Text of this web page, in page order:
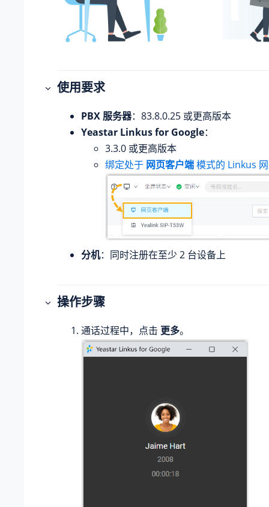
使用要求
PBX 服务器： 83.8.0.25 或更高版本
Yeastar Linkus for Google：
3.3.0 或更高版本
绑定处于 网页客户端模式的 Linkus
分机：同时注册在至少 2 台设备上
操作步骤
通话过程中，点击 更多。